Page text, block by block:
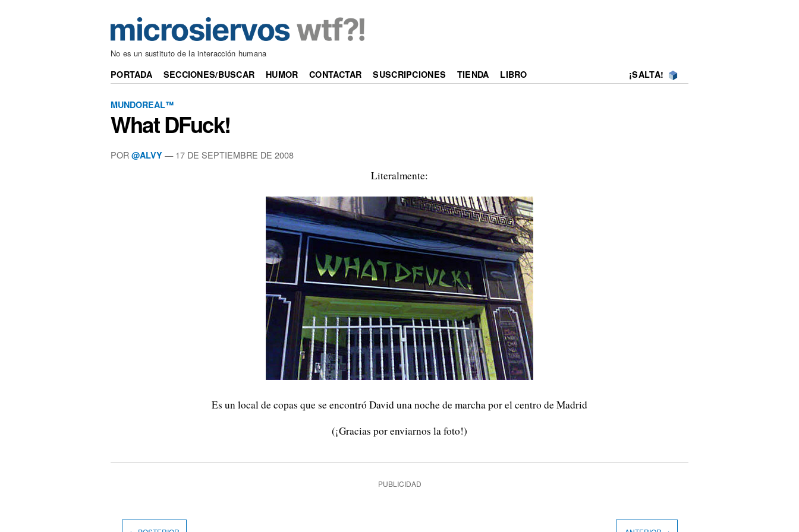
No es un sustituto de la interacción humana
PORTADA SECCIONES/BUSCAR HUMOR CONTACTAR SUSCRIPCIONES TIENDA LIBRO ¡SALTA!
MUNDOREAL™
What DFuck!
POR @ALVY —17 DE SEPTIEMBRE DE 2008
Literalmente:
Es un local de copas que se encontró David una noche de marcha por el centro de Madrid
(¡Gracias por enviarnos la foto!)
PUBLICIDAD